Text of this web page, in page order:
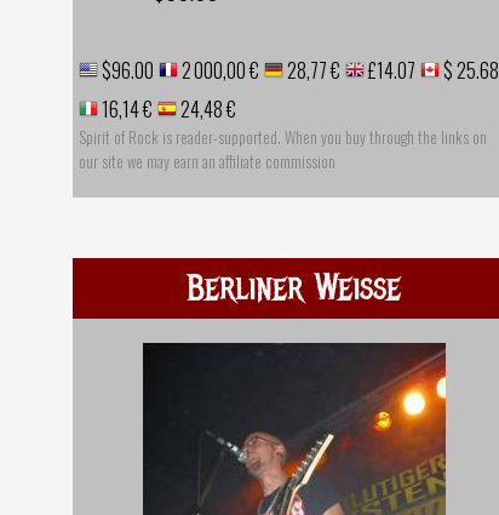
$96.00 2 000,00 € 28,77 € £14.07
$ 25.68
16,14 €
24,48 €
Spirit of Rock is reader-supported. When you buy through the links on
our site we may earn an affiliate commission
Berliner Weisse